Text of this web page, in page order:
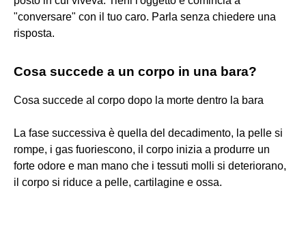
"conversare" con il tuo caro. Parla senza chiedere una
risposta.
Cosa succede a un corpo in una bara?
Cosa succede al corpo dopo la morte dentro la bara
La fase successiva è quella del decadimento, la pelle si
rompe, i gas fuoriescono, il corpo inizia a produrre un
forte odore e man mano che i tessuti molli si deteriorano,
il corpo si riduce a pelle, cartilagine e ossa.